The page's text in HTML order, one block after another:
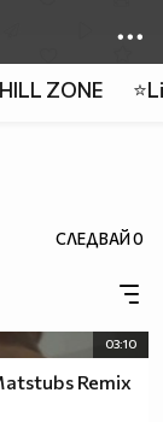
ZONE
СЛЕДВАЙ0
03:10
Remix